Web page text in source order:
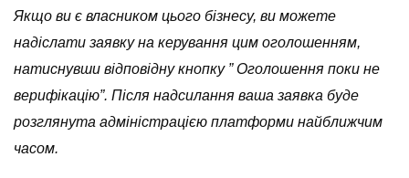
Якщо ви є власником цього бізнесу, ви можете
надіслати заявку на керування цим оголошенням,
натиснувши відповідну кнопку ” Оголошення поки не
верифікацію”. Після надсилання ваша заявка буде
розглянута адміністрацією платформи найближчим
часом.